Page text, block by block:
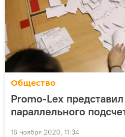
Общество
Promo-Lex
параллельного
16 ноября 2020, 11:34